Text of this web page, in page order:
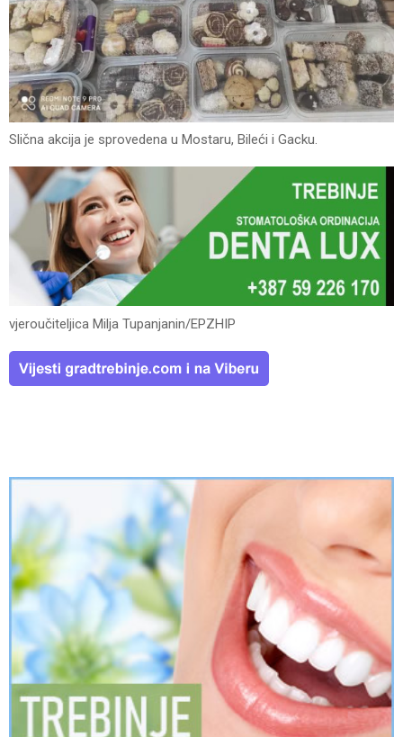
Slična akcija jе sprovеdеna u Mostaru, Bilеći i Gacku.
vjеroučitеljica Milja Tupanjanin/EPZHIP